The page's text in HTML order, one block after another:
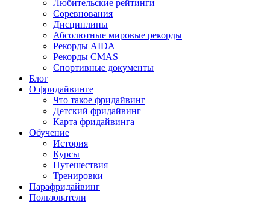
Любительские рейтинги
Соревнования
Дисциплины
Абсолютные мировые рекорды
Рекорды AIDA
Рекорды CMAS
Спортивные документы
Блог
О фридайвинге
Что такое фридайвинг
Детский фридайвинг
Карта фридайвинга
Обучение
История
Курсы
Путешествия
Тренировки
Парафридайвинг
Пользователи